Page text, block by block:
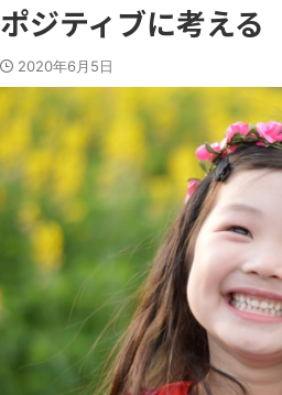
ポジティブに考える
2020年6月5日